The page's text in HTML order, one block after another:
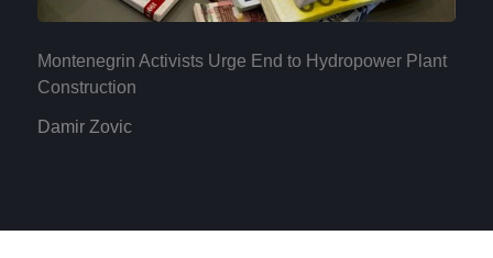
Montenegrin Activists Urge End to Hydropower Plant
Construction
Damir Zovic